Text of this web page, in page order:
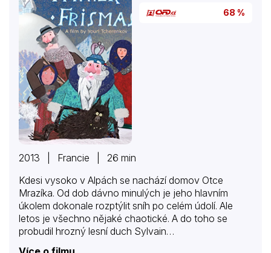
68 %
2013 | Francie | 26 min
Kdesi vysoko v Alpách se nachází domov Otce
Mrazíka. Od dob dávno minulých je jeho hlavním
úkolem dokonale rozptýlit sníh po celém údolí. Ale
letos je všechno nějaké chaotické. A do toho se
probudil hrozný lesní duch Sylvain…